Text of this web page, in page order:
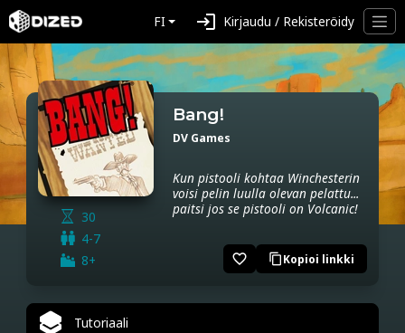
FI login Kirjaudu / Rekisteröidy
30
4-7
8+
Bang!
DV Games
Kun pistooli kohtaa Winchesterin
voisi pelin luulla olevan pelattu...
paitsi jos se pistooli on Volcanic!
favorite_border content_copyKopioi linkki
Tutoriaali